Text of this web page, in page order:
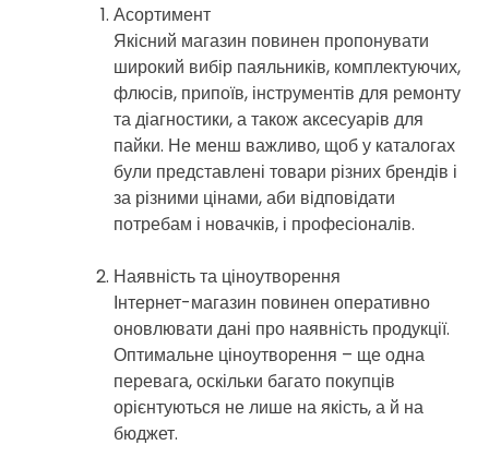
Асортимент
Якісний магазин повинен пропонувати
широкий вибір паяльників, комплектуючих,
флюсів, припоїв, інструментів для ремонту
та діагностики, а також аксесуарів для
пайки. Не менш важливо, щоб у каталогах
були представлені товари різних брендів і
за різними цінами, аби відповідати
потребам і новачків, і професіоналів.
Наявність та ціноутворення
Інтернет-магазин повинен оперативно
оновлювати дані про наявність продукції.
Оптимальне ціноутворення – ще одна
перевага, оскільки багато покупців
орієнтуються не лише на якість, а й на
бюджет.